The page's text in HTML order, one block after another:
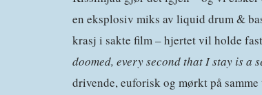
en eksplosiv miks av liquid drum &
krasj i sakte film – hjertet vil holde
doomed, every second that I stay is a
drivende, euforisk og mørkt på